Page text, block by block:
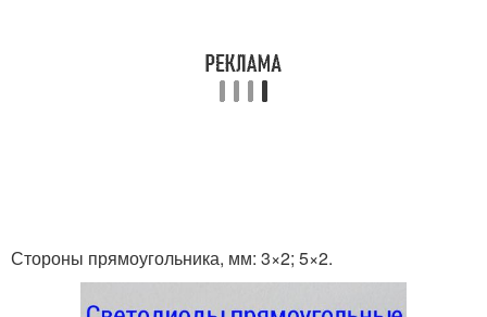
Стороны прямоугольника, мм: 3×2; 5×2.